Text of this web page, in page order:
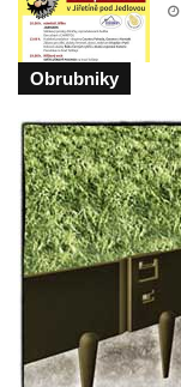
Obrubniky